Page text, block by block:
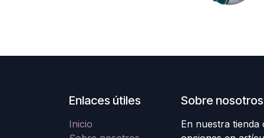
Enlaces útiles
Inicio
Sobre nosotros
En nuestra tienda